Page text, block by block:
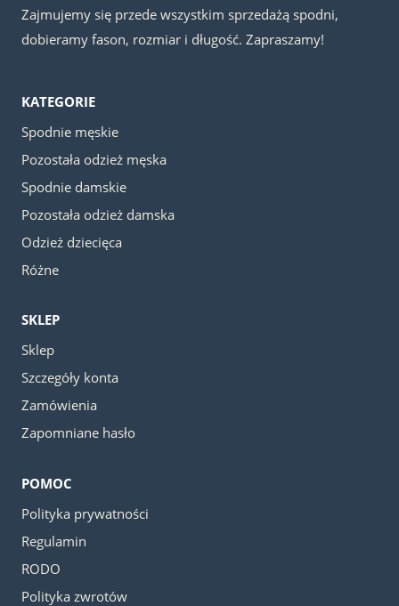
Zajmujemy się przede wszystkim sprzedażą spodni,
dobieramy fason, rozmiar i długość. Zapraszamy!
KATEGORIE
Spodnie męskie
Pozostała odzież męska
Spodnie damskie
Pozostała odzież damska
Odzież dziecięca
Różne
SKLEP
Sklep
Szczegóły konta
Zamówienia
Zapomniane hasło
POMOC
Polityka prywatności
Regulamin
RODO
Polityka zwrotów